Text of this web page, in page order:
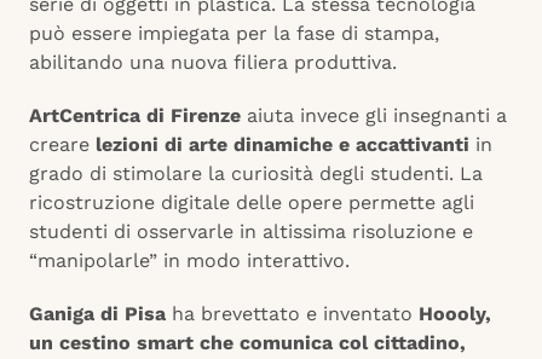
serie di oggetti in plastica. La stessa tecnologia
può essere impiegata per la fase di stampa,
abilitando una nuova filiera produttiva.
ArtCentrica di Firenze aiuta invece gli insegnanti a
creare lezioni di arte dinamiche e accattivanti in
grado di stimolare la curiosità degli studenti. La
ricostruzione digitale delle opere permette agli
studenti di osservarle in altissima risoluzione e
“manipolarle” in modo interattivo.
Ganiga di Pisa ha brevettato e inventato Hoooly,
un cestino smart che comunica col cittadino,